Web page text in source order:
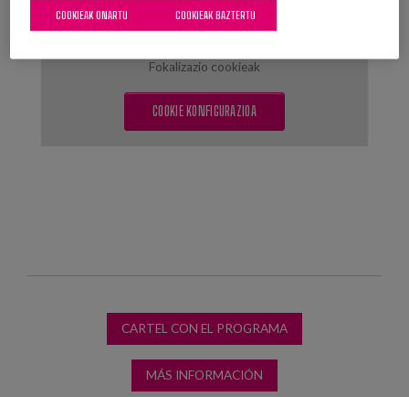
Zure cookien ezarpenak edukia blokeatu du. Edukia
ikusteko cookie kategoria hauek aktibatu behar dituzu:
Fokalizazio cookieak
COOKIE KONFIGURAZIOA
CARTEL CON EL PROGRAMA
MÁS INFORMACIÓN
COOKIEAK BAZTERTU
COOKIEAK ONARTU